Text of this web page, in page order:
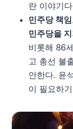
란 이야기
민주당 책
민주당을
비롯해 86
고 총선 불
안한다. 윤
이 필요하